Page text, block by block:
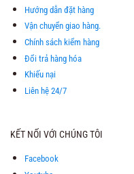
Hướng dẫn đặt hàng
Vận chuyển giao hàng.
Chính sách kiểm hàng
Đổi trả hàng hóa
Khiếu nại
Liên hệ 24/7
KẾT NỐI VỚI CHÚNG TÔI
Facebook